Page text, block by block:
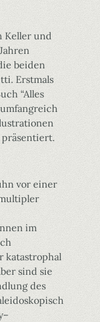
Keller und
beiden
Erstmals
“Alles
vor einer
im
katastrophal
sind sie
des